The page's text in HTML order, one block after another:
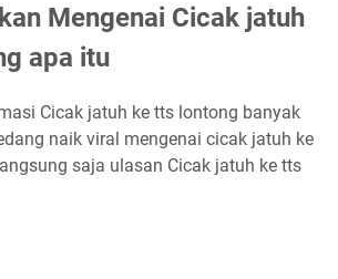
Mengenai Cicak jatuh
apa itu
Cicak jatuh ke tts lontong banyak
naik viral mengenai cicak jatuh ke
saja ulasan Cicak jatuh ke tts